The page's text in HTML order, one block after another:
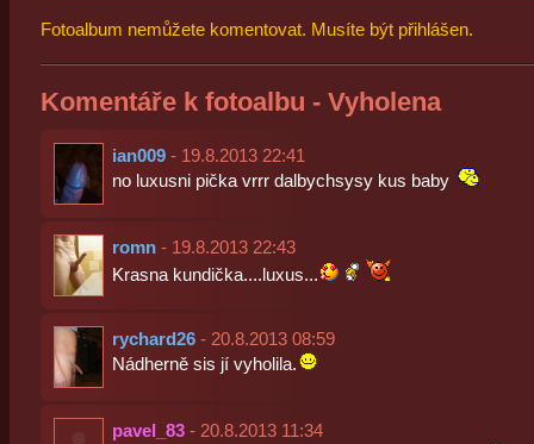
Fotoalbum nemůžete komentovat. Musíte být přihlášen.
Komentáře k fotoalbu - Vyholena
ian009- 19.8.2013 22:41
no luxusni pička vrrr dalbychsysy kus baby
romn- 19.8.2013 22:43
Krasna kundička....luxus...
rychard26- 20.8.2013 08:59
Nádherně sis jí vyholila.
pavel_83- 20.8.2013 11:34